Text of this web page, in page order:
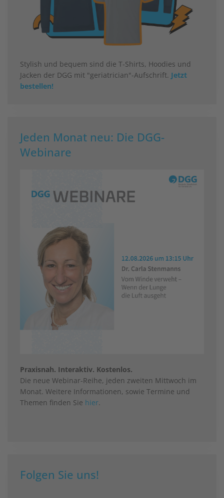
Stylish und bequem sind die T-Shirts, Hoodies und
Jacken der DGG mit "geriatrician"-Aufschrift. Jetzt
bestellen!
Jeden Monat neu: Die DGG-
Webinare
Praxisnah. Interaktiv. Kostenlos.
Die neue Webinar-Reihe, jeden zweiten Mittwoch im
Monat. Weitere Informationen, sowie Termine und
Themen finden Sie hier.
Folgen Sie uns!